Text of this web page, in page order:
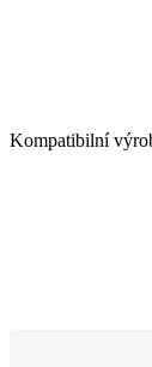
Kompatibilní